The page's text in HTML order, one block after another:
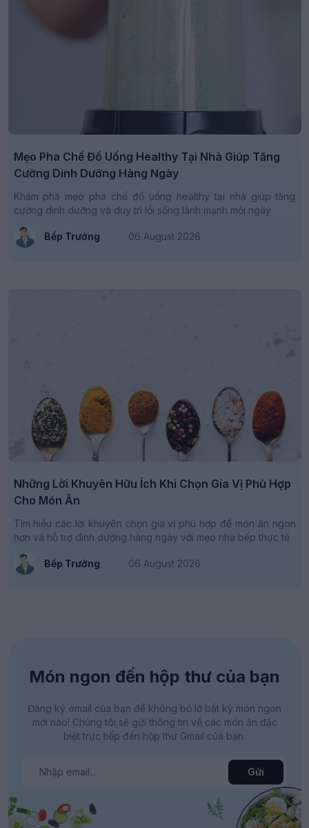
Mẹo Pha Chế Đồ Uống Healthy Tại Nhà Giúp Tăng
Cường Dinh Dưỡng Hàng Ngày
Khám phá mẹo pha chế đồ uống healthy tại nhà giúp tăng
cường dinh dưỡng và duy trì lối sống lành mạnh mỗi ngày
Bếp Trưởng 06 August 2026
Những Lời Khuyên Hữu Ích Khi Chọn Gia Vị Phù Hợp
Cho Món Ăn
Tìm hiểu các lời khuyên chọn gia vị phù hợp để món ăn ngon
hơn và hỗ trợ dinh dưỡng hàng ngày với mẹo nhà bếp thực tế
Bếp Trưởng 06 August 2026
Món ngon đến hộp thư của bạn
Đăng ký email của bạn để không bỏ lỡ bất kỳ món ngon
mới nào! Chúng tôi sẽ gửi thông tin về các món ăn đặc
biệt trực tiếp đến hộp thư Gmail của bạn.
Gửi